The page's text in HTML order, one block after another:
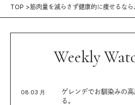
TOP 筋肉量を減らさず健康的に痩せるな
Weekly
08.03 月
ゲレンデでお馴染みの
る。